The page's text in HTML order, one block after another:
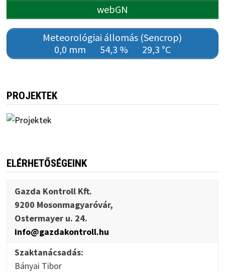
webGN
Meteorológiai állomás (Sencrop)
0,0 mm
54,3 % 29,3 °C
PROJEKTEK
ELÉRHETŐSÉGEINK
Gazda Kontroll Kft.
9200 Mosonmagyaróvár,
Ostermayer u. 24.
info@gazdakontroll.hu
Szaktanácsadás:
Bányai Tibor